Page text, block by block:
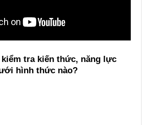
kiểm tra kiến thức, năng lực
hình thức nào?